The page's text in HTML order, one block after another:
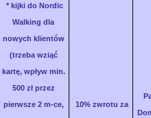
* kijki do Nordic
Walking dla
nowych klientów
(trzeba wziąć
kartę, wpływ min.
500 zł przez
pierwsze 2 m-ce,
10% zwrotu za